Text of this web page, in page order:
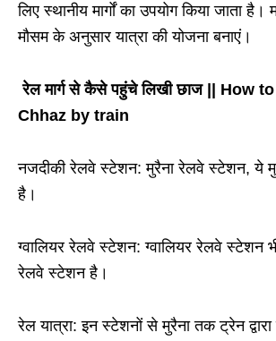
लिए स्थानीय मार्गों का उपयोग किया जाता है।
मौसम के अनुसार यात्रा की योजना बनाएं।
रेल मार्ग से कैसे पहुंचे लिखी छाज || How
Chhaz by train
नजदीकी रेलवे स्टेशन: मुरैना रेलवे स्टेशन, ये
है।
ग्वालियर रेलवे स्टेशन: ग्वालियर रेलवे स्टेशन
रेलवे स्टेशन है।
रेल यात्रा: इन स्टेशनों से मुरैना तक ट्रेन